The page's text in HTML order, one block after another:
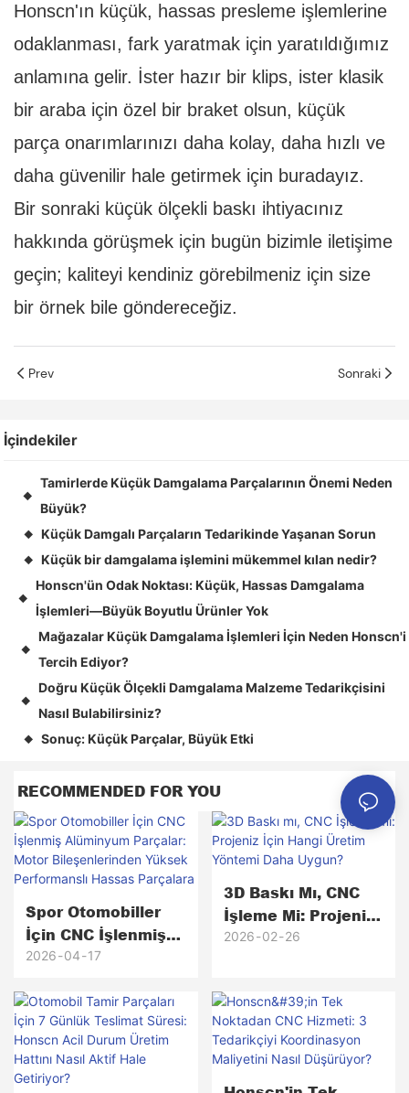
Honscn'ın küçük, hassas presleme işlemlerine
odaklanması, fark yaratmak için yaratıldığımız
anlamına gelir. İster hazır bir klips, ister klasik
bir araba için özel bir braket olsun, küçük
parça onarımlarınızı daha kolay, daha hızlı ve
daha güvenilir hale getirmek için buradayız.
Bir sonraki küçük ölçekli baskı ihtiyacınız
hakkında görüşmek için bugün bizimle iletişime
geçin; kaliteyi kendiniz görebilmeniz için size
bir örnek bile göndereceğiz.
Prev Sonraki
İçindekiler
◆
Tamirlerde Küçük Damgalama Parçalarının Önemi Neden
Büyük?
◆ Küçük Damgalı Parçaların Tedarikinde Yaşanan Sorun
◆ Küçük bir damgalama işlemini mükemmel kılan nedir?
◆
Honscn'ün Odak Noktası: Küçük, Hassas Damgalama
İşlemleri—Büyük Boyutlu Ürünler Yok
◆
Mağazalar Küçük Damgalama İşlemleri İçin Neden Honscn'i
Tercih Ediyor?
◆
Doğru Küçük Ölçekli Damgalama Malzeme Tedarikçisini
Nasıl Bulabilirsiniz?
◆ Sonuç: Küçük Parçalar, Büyük Etki
RECOMMENDED FOR YOU
Spor Otomobiller
İçin CNC İşlenmiş
Alüminyum
Bileşenlerinden
Yüksek
Performanslı
Hassas Parçalara
2026 04 17
3D Baskı Mı, CNC
İşleme Mi: Projeniz
İçin Hangi Üretim
2026 02 26